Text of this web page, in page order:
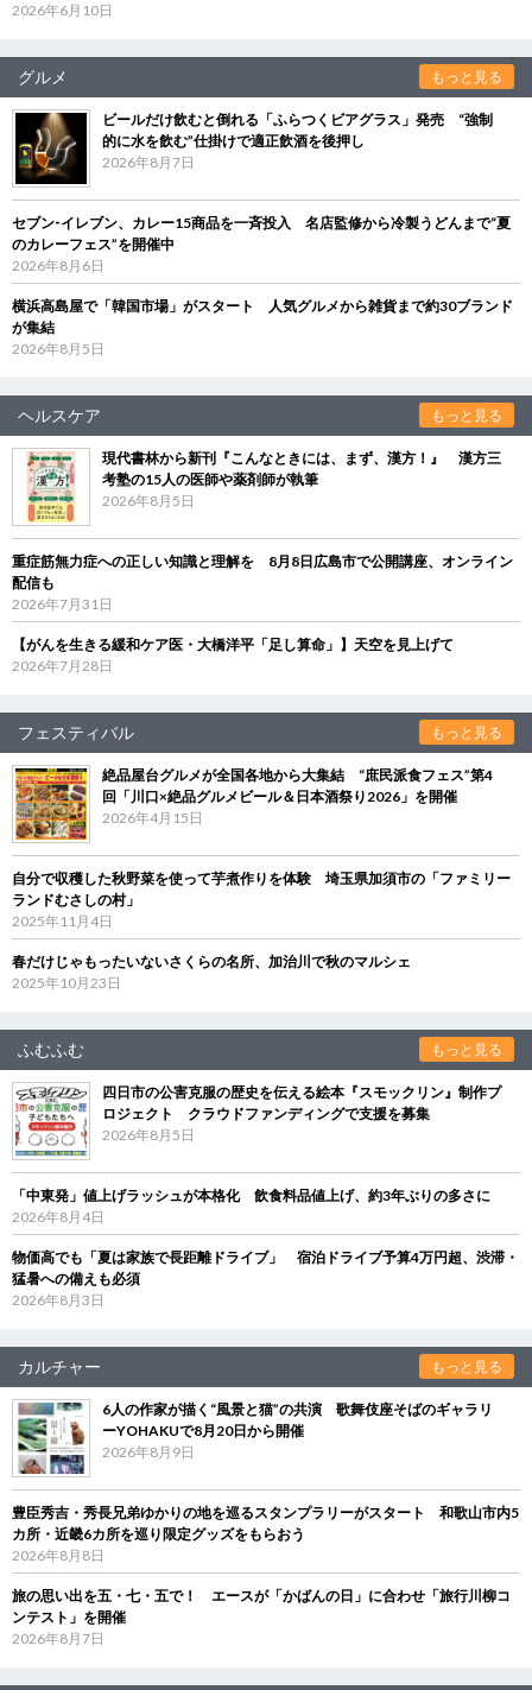
2026年6月10日
グルメ もっと見る
ビールだけ飲むと倒れる「ふらつくビアグラス」発売 “強制
的に水を飲む”仕掛けで適正飲酒を後押し
2026年8月7日
セブン‐イレブン、カレー15商品を一斉投入 名店監修から冷製うどんまで“夏
のカレーフェス”を開催中
2026年8月6日
横浜高島屋で「韓国市場」がスタート 人気グルメから雑貨まで約30ブランド
が集結
2026年8月5日
ヘルスケア もっと見る
現代書林から新刊『こんなときには、まず、漢方！』 漢方三
考塾の15人の医師や薬剤師が執筆
2026年8月5日
重症筋無力症への正しい知識と理解を 8月8日広島市で公開講座、オンライン
配信も
2026年7月31日
【がんを生きる緩和ケア医・大橋洋平「足し算命」】天空を見上げて
2026年7月28日
フェスティバル もっと見る
絶品屋台グルメが全国各地から大集結 “庶民派食フェス”第4
回「川口×絶品グルメビール＆日本酒祭り2026」を開催
2026年4月15日
自分で収穫した秋野菜を使って芋煮作りを体験 埼玉県加須市の「ファミリー
ランドむさしの村」
2025年11月4日
春だけじゃもったいないさくらの名所、加治川で秋のマルシェ
2025年10月23日
ふむふむ もっと見る
四日市の公害克服の歴史を伝える絵本『スモックリン』制作プ
ロジェクト クラウドファンディングで支援を募集
2026年8月5日
「中東発」値上げラッシュが本格化 飲食料品値上げ、約3年ぶりの多さに
2026年8月4日
物価高でも「夏は家族で長距離ドライブ」 宿泊ドライブ予算4万円超、渋滞・
猛暑への備えも必須
2026年8月3日
カルチャー もっと見る
6人の作家が描く“風景と猫”の共演 歌舞伎座そばのギャラリ
ーYOHAKUで8月20日から開催
2026年8月9日
豊臣秀吉・秀長兄弟ゆかりの地を巡るスタンプラリーがスタート 和歌山市内5
カ所・近畿6カ所を巡り限定グッズをもらおう
2026年8月8日
旅の思い出を五・七・五で！ エースが「かばんの日」に合わせ「旅行川柳コ
ンテスト」を開催
2026年8月7日